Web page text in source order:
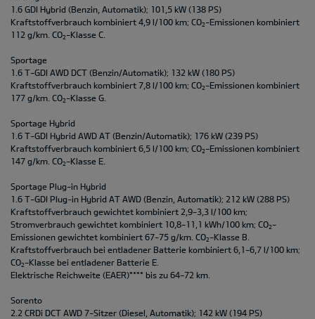
1.6 GDI Hybrid (Benzin, Automatik); 101,5 kW (138 PS)
Kraftstoffverbrauch kombiniert 4,9 l/100 km; CO2 -Emissionen kombiniert
112 g/km. CO2 -Klasse C.
Sportage
1.6 T-GDI AWD DCT (Benzin/Automatik); 132 kW (180 PS)
Kraftstoffverbrauch kombiniert 7,8 l/100 km; CO2 -Emissionen kombiniert
177 g/km. CO2 -Klasse G.
Sportage Hybrid
1.6 T-GDI Hybrid AWD AT (Benzin/Automatik); 176 kW (239 PS)
Kraftstoffverbrauch kombiniert 6,5 l/100 km; CO2 -Emissionen kombiniert
147 g/km. CO2 -Klasse E.
Sportage Plug-in Hybrid
1.6 T-GDI Plug-in Hybrid AT AWD (Benzin, Automatik); 212 kW (288 PS)
Kraftstoffverbrauch gewichtet kombiniert 2,9-3,3 l/100 km;
Stromverbrauch gewichtet kombiniert 10,8-11,1 kWh/100 km; CO2 -
Emissionen gewichtet kombiniert 67-75 g/km. CO2 -Klasse B.
Kraftstoffverbrauch bei entladener Batterie kombiniert 6,1-6,7 l/100 km;
CO2 -Klasse bei entladener Batterie E.
Elektrische Reichweite (EAER)**** bis zu 64-72 km.
Sorento
2.2 CRDi DCT AWD 7-Sitzer (Diesel, Automatik); 142 kW (194 PS)